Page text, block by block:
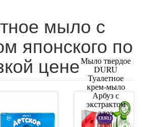
мыло с
японского по
ценеМыло твердое
DURU
Туалетное
крем-мыло
Арбуз с
экстрактом
алоэ